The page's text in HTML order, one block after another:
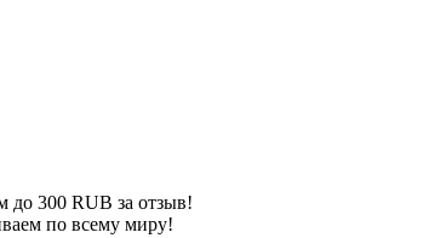
300 RUB за отзыв!
по всему миру!